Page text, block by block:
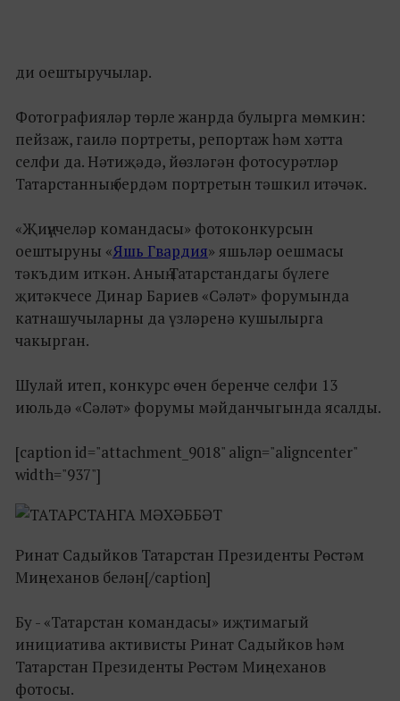
ди оештыручылар.
Фотографияләр төрле жанрда булырга мөмкин:
пейзаж, гаилә портреты, репортаж һәм хәтта
селфи да. Нәтиҗәдә, йөзләгән фотосурәтләр
Татарстанның бердәм портретын тәшкил итәчәк.
«Җиңүчеләр командасы» фотоконкурсын
оештыруны «Яшь Гвардия» яшьләр оешмасы
тәкъдим иткән. Аның Татарстандагы бүлеге
җитәкчесе Динар Бариев «Сәләт» форумында
катнашучыларны да үзләренә кушылырга
чакырган.
Шулай итеп, конкурс өчен беренче селфи 13
июльдә «Сәләт» форумы мәйданчыгында ясалды.
[caption id="attachment_9018" align="aligncenter"
width="937"]
Ринат Садыйков Татарстан Президенты Рөстәм
Миңнеханов белән[/caption]
Бу - «Татарстан командасы» иҗтимагый
инициатива активисты Ринат Садыйков һәм
Татарстан Президенты Рөстәм Миңнеханов
фотосы.